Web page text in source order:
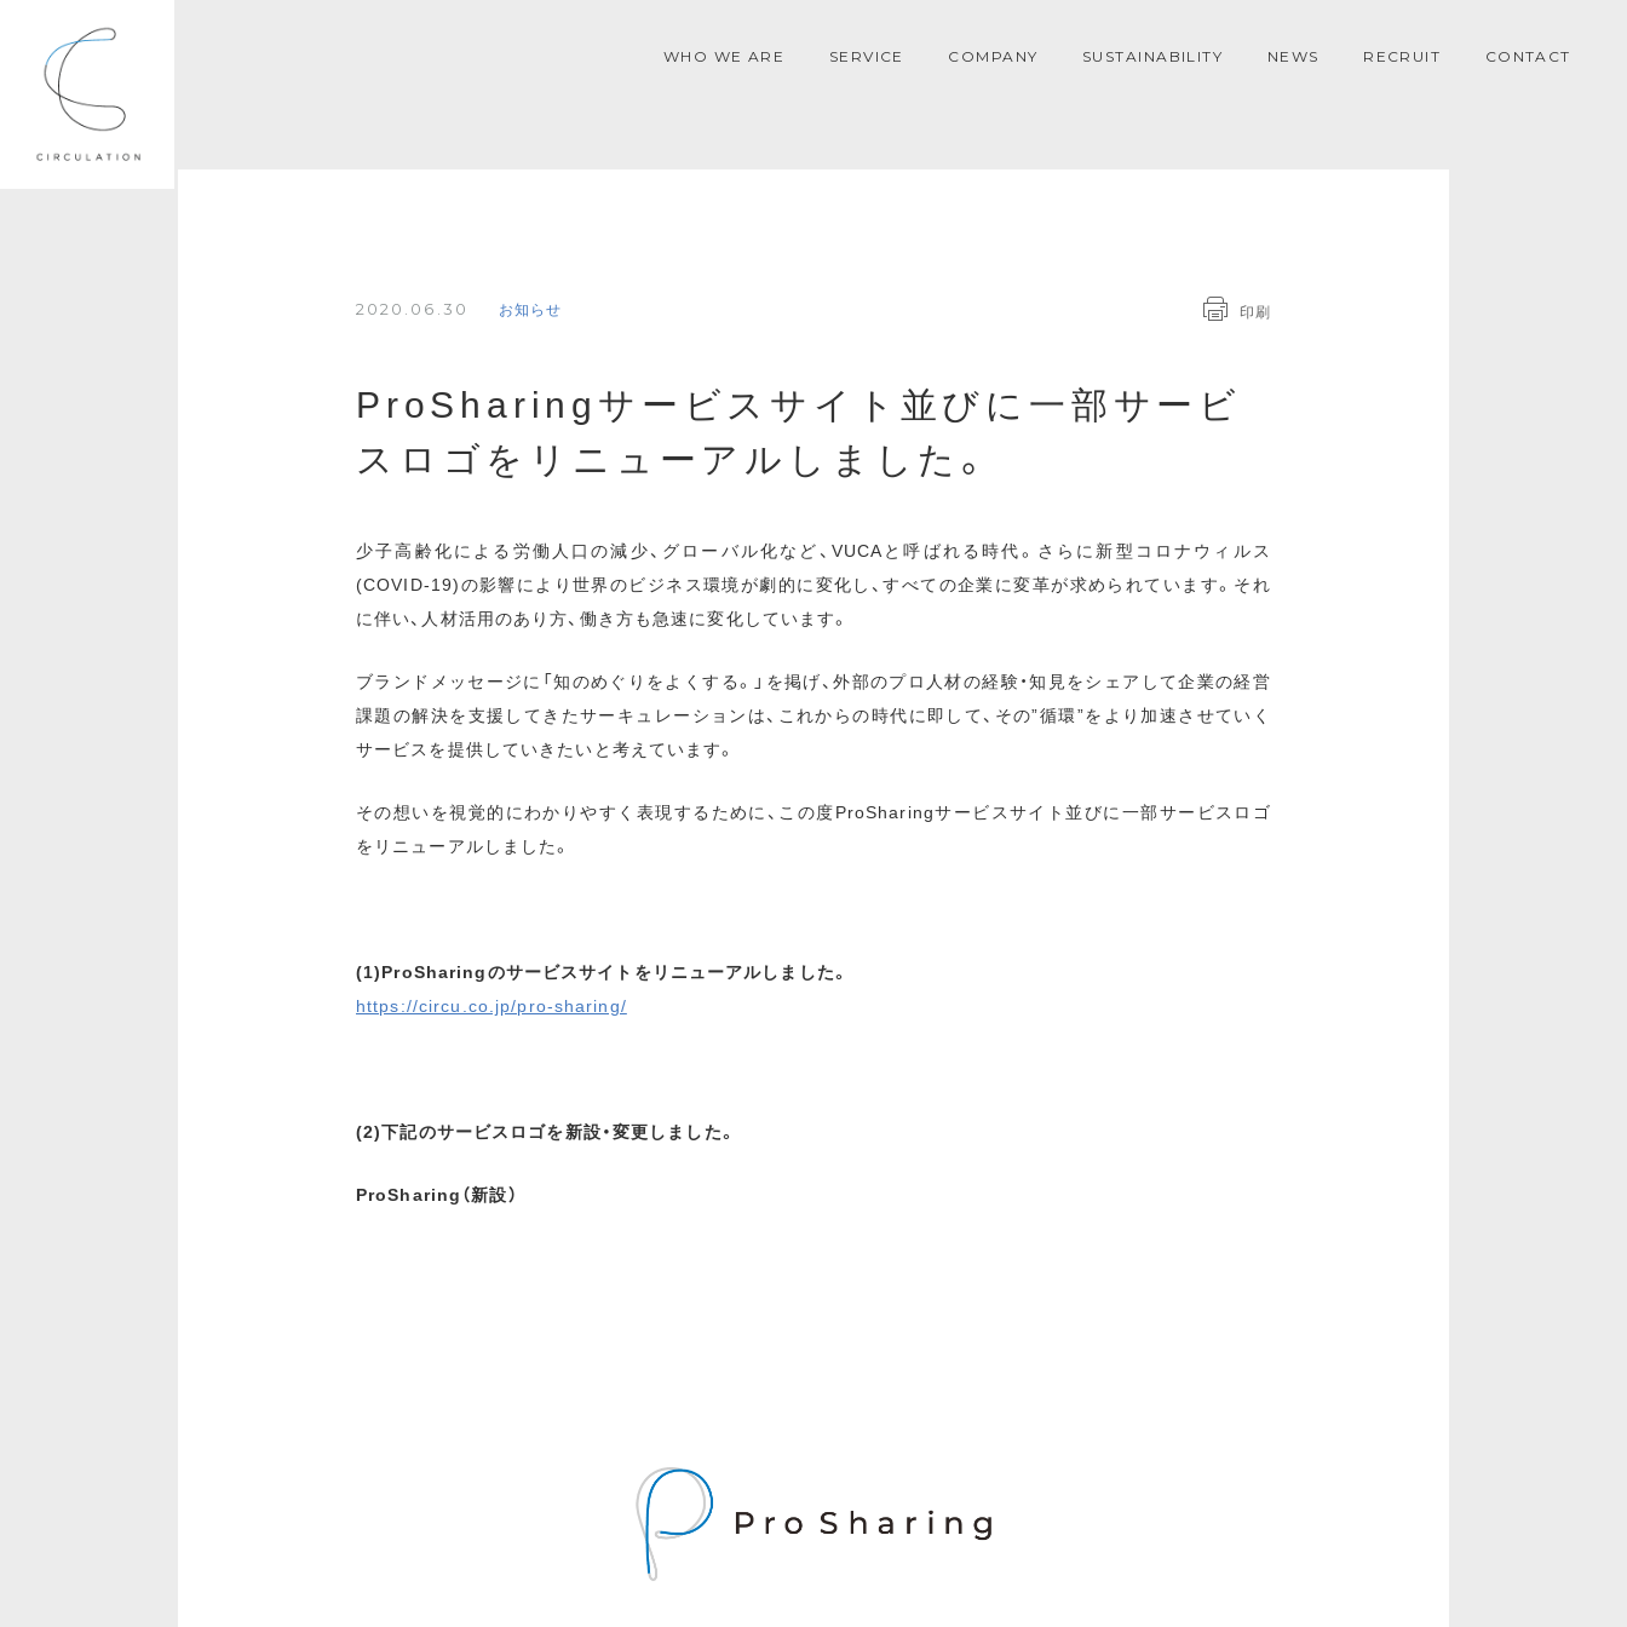
WHO WE ARE SERVICE COMPANY SUSTAINABILITY NEWS RECRUIT CONTACT
2020.06.30 お知らせ 印刷
ProSharingサービスサイト並びに一部サービ
スロゴをリニューアルしました。
少子高齢化による労働人口の減少、グローバル化など、VUCAと呼ばれる時代。さらに新型コロナウィルス
(COVID-19)の影響により世界のビジネス環境が劇的に変化し、すべての企業に変革が求められています。それ
に伴い、人材活用のあり方、働き方も急速に変化しています。
ブランドメッセージに「知のめぐりをよくする。」を掲げ、外部のプロ人材の経験・知見をシェアして企業の経営
課題の解決を支援してきたサーキュレーションは、これからの時代に即して、その”循環”をより加速させていく
サービスを提供していきたいと考えています。
その想いを視覚的にわかりやすく表現するために、この度ProSharingサービスサイト並びに一部サービスロゴ
をリニューアルしました。
(1)ProSharingのサービスサイトをリニューアルしました。
https://circu.co.jp/pro-sharing/
(2)下記のサービスロゴを新設・変更しました。
ProSharing（新設）